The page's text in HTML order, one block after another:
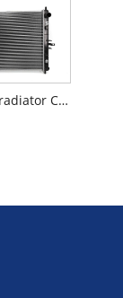
Tangki air radiator Changan Automobile Changan Alsvin V7